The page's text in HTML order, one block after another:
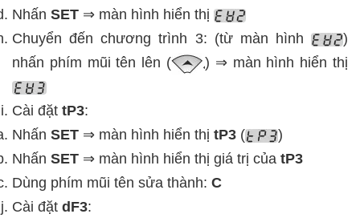
Nhấn SET ⇒ màn hình hiển thị
Chuyển đến chương trình 3: (từ màn hình
)
nhấn phím mũi tên lên (
) ⇒ màn hình hiển thị
Cài đặt tP3:
Nhấn SET ⇒ màn hình hiển thị tP3 (
)
Nhấn SET ⇒ màn hình hiển thị giá trị của tP3
Dùng phím mũi tên sửa thành: C
Cài đặt dF3: